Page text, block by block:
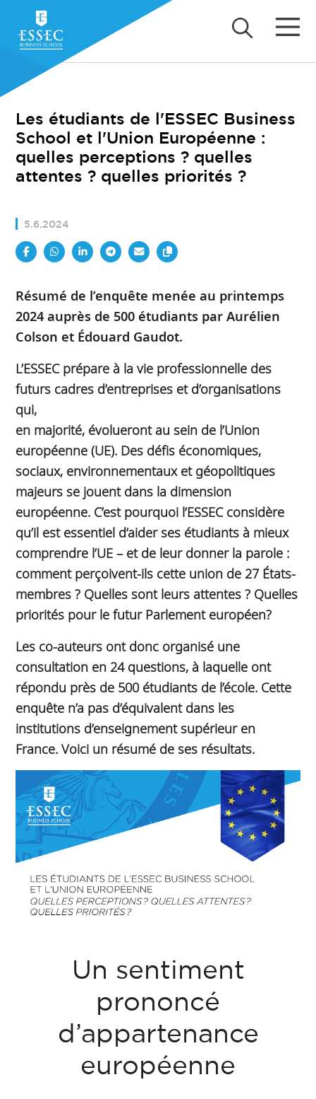
Les étudiants de l'ESSEC Business
School et l'Union Européenne :
quelles perceptions ? quelles
attentes ? quelles priorités ?
5.6.2024
Résumé de l’enquête menée au printemps
2024 auprès de 500 étudiants par Aurélien
Colson et Édouard Gaudot.
L’ESSEC prépare à la vie professionnelle des
futurs cadres d’entreprises et d’organisations
qui,
en majorité, évolueront au sein de l’Union
européenne (UE). Des défis économiques,
sociaux, environnementaux et géopolitiques
majeurs se jouent dans la dimension
européenne. C’est pourquoi l’ESSEC considère
qu’il est essentiel d’aider ses étudiants à mieux
comprendre l’UE – et de leur donner la parole :
comment perçoivent-ils cette union de 27 États-
membres ? Quelles sont leurs attentes ? Quelles
priorités pour le futur Parlement européen?
Les co-auteurs ont donc organisé une
consultation en 24 questions, à laquelle ont
répondu près de 500 étudiants de l’école. Cette
enquête n’a pas d’équivalent dans les
institutions d’enseignement supérieur en
France. Voici un résumé de ses résultats.
Un sentiment
prononcé
d’appartenance
européenne